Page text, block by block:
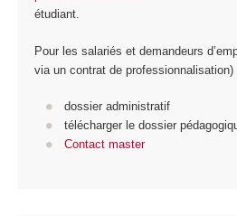
étudiant.
Pour les salariés et demandeurs
via un contrat de
dossier administratif
télécharger le dossier
Contact master